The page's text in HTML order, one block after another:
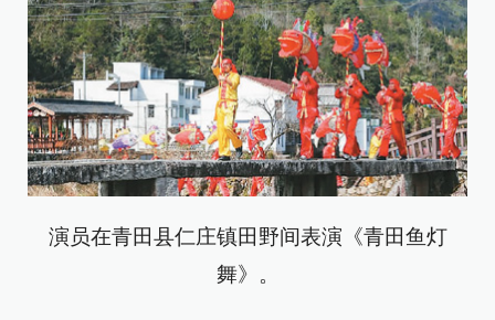
演员在青田县仁庄镇田野间表演《青田鱼灯
舞》。